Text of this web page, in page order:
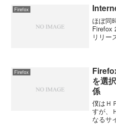
ルして
Firefox
ほぼ同
Firefox
リリー
Firefox
を選
係
僕はＨ
すが、
なるサ